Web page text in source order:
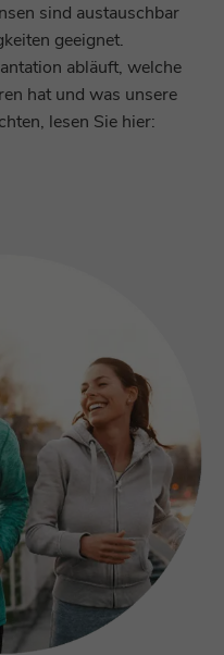
sind austauschbar
geeignet.
abläuft, welche
hat und was unsere
lesen Sie hier: